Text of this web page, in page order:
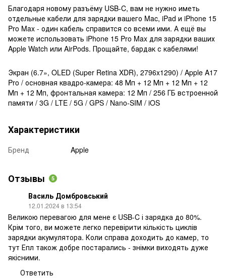
Благодаря новому разъёму USB-C, вам не нужно иметь
отдельные кабели для зарядки вашего Mac, iPad и iPhone 15
Pro Max - один кабель справится со всеми ими. А ещё вы
можете использовать iPhone 15 Pro Max для зарядки ваших
Apple Watch или AirPods. Прощайте, бардак с кабелями!
Экран (6.7», OLED (Super Retina XDR), 2796x1290) / Apple A17
Pro / основная квадро-камера: 48 Мп + 12 Мп + 12 Мп + 12
Мп + 12 Мп, фронтальная камера: 12 Мп / 256 ГБ встроенной
памяти / 3G / LTE / 5G / GPS / Nano-SIM / iOS
Характеристики
Бренд Apple
Отзывы 5
Василь Домбровський
12.01.2024 в 13:54
Великою перевагою для мене є USB-C і зарядка до 80%.
Крім того, ви можете легко перевірити кількість циклів
зарядки акумулятора. Коли справа доходить до камер, то
тут Епл також добре постарались - знімки виходять дуже
якісними.
Ответить